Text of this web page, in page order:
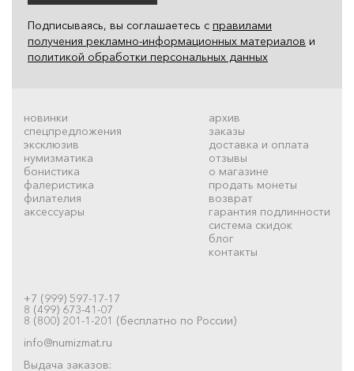
Подписываясь, вы соглашаетесь с правилами
получения рекламно-информационных материалов и
политикой обработки персональных данных
новинки
спецпредложения
эксклюзив
нумизматика
бонистика
фалеристика
филателия
аксессуары
архив
заказы
доставка и оплата
отзывы
о магазине
продать монеты
возврат
гарантия подлинности
система скидок
блог
контакты
+7 (999) 597-17-17
8 (499) 673-41-07
8 (800) 201-1-201 (бесплатно по России)
info@numizmat.ru
Выдача заказов: